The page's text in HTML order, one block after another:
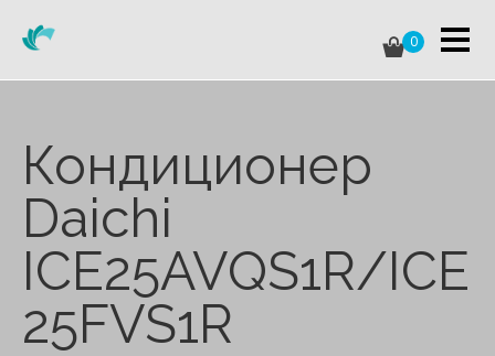
0
Кондиционер
Daichi
ICE25AVQS1R/ICE
25FVS1R